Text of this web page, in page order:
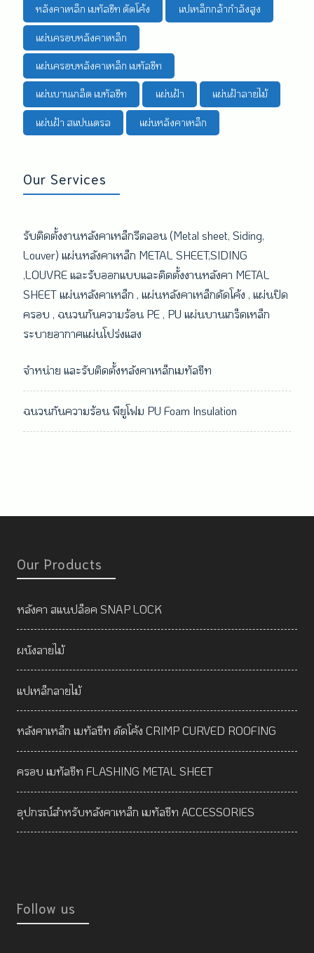
หลังคาเหล็ก เมทัลชีท ดัดโค้ง แปเหล็กกล้ากำลังสูง
แผ่นครอบหลังคาเหล็ก
แผ่นครอบหลังคาเหล็ก เมทัลชีท
แผ่นบานเกล็ด เมทัลชีท แผ่นฝ้า แผ่นฝ้าลายไม้
แผ่นฝ้า สแปนเดรล แผ่นหลังคาเหล็ก
Our Services
รับติดตั้งงานหลังคาเหล็กรีดลอน (Metal sheet, Siding,
Louver) แผ่นหลังคาเหล็ก METAL SHEET,SIDING
,LOUVRE และรับออกแบบและติดตั้งงานหลังคา METAL
SHEET แผ่นหลังคาเหล็ก , แผ่นหลังคาเหล็กดัดโค้ง , แผ่นปิด
ครอบ , ฉนวนกันความร้อน PE , PU แผ่นบานเกร็ดเหล็ก
ระบายอากาศแผ่นโปร่งแสง
จำหน่าย และรับติดตั้งหลังคาเหล็กเมทัลชีท
ฉนวนกันความร้อน พียูโฟม PU Foam Insulation
Our Products
หลังคา สแนปล็อค SNAP LOCK
ผนังลายไม้
แปเหล็กลายไม้
หลังคาเหล็ก เมทัลชีท ดัดโค้ง CRIMP CURVED ROOFING
ครอบ เมทัลชีท FLASHING METAL SHEET
อุปกรณ์สำหรับหลังคาเหล็ก เมทัลชีท ACCESSORIES
Follow us